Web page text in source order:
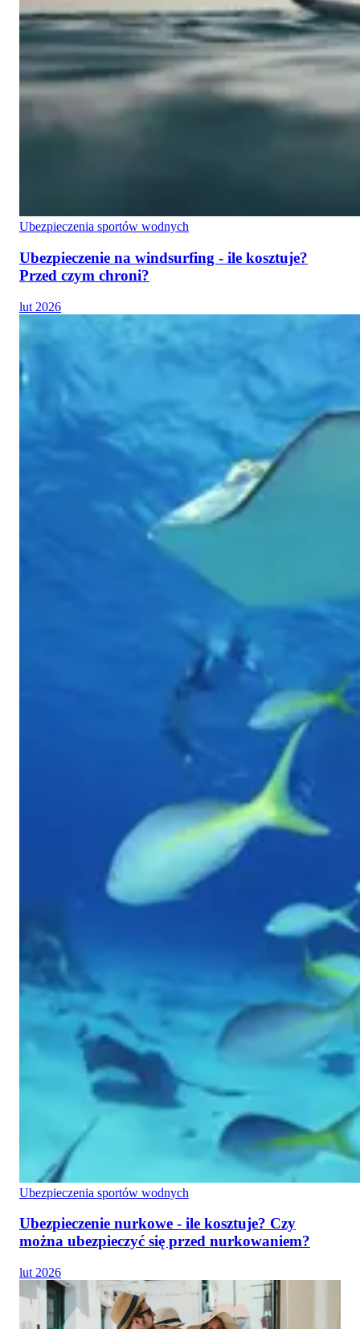
Ubezpieczenia sportów wodnych
Ubezpieczenie na windsurfing - ile kosztuje?
Przed czym chroni?
lut 2026
Ubezpieczenia sportów wodnych
Ubezpieczenie nurkowe - ile kosztuje? Czy
można ubezpieczyć się przed nurkowaniem?
lut 2026